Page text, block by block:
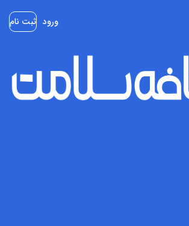
ورود ثبت نام